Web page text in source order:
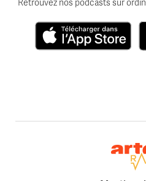
Retrouvez nos podcasts sur
Retour